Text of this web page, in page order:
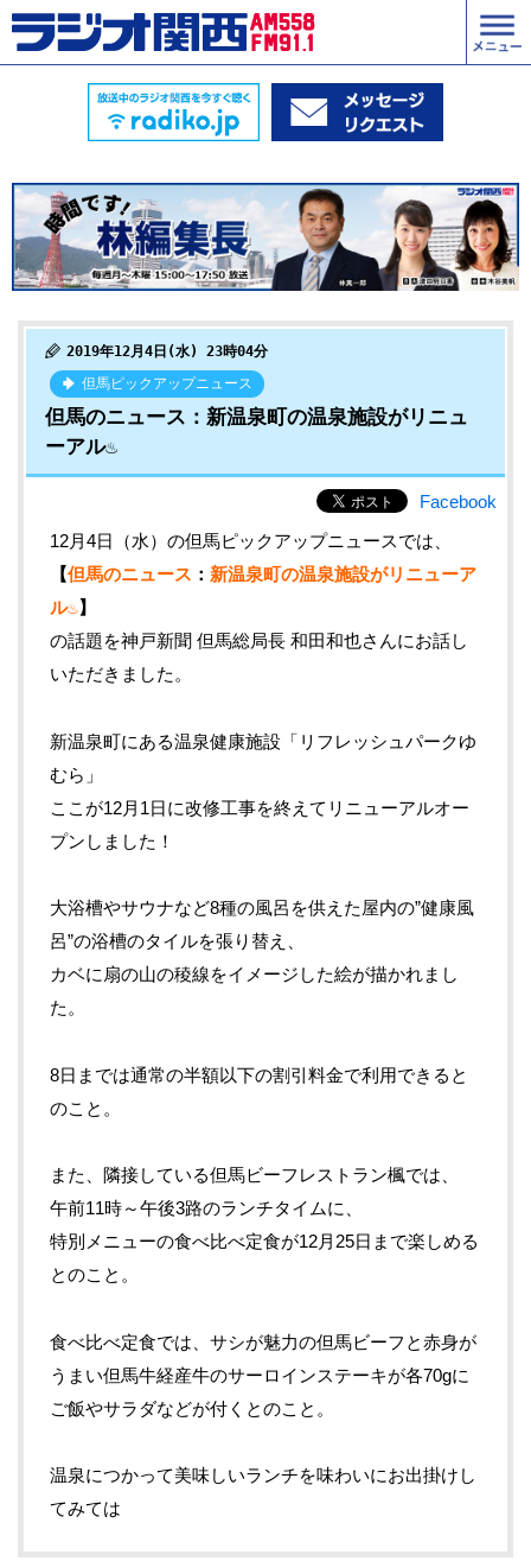
2019年12月4日(水) 23時04分
但馬ピックアップニュース
但馬のニュース：新温泉町の温泉施設がリニュ
ーアル♨
Facebook
12月4日（水）の但馬ピックアップニュースでは、
【但馬のニュース ： 新温泉町の温泉施設がリニューア
ル♨】
の話題を神戸新聞 但馬総局長 和田和也さんにお話し
いただきました。
新温泉町にある温泉健康施設「リフレッシュパークゆ
むら」
ここが12月1日に改修工事を終えてリニューアルオー
プンしました！
大浴槽やサウナなど8種の風呂を供えた屋内の”健康風
呂”の浴槽のタイルを張り替え、
カベに扇の山の稜線をイメージした絵が描かれまし
た。
8日までは通常の半額以下の割引料金で利用できると
のこと。
また、隣接している但馬ビーフレストラン楓では、
午前11時～午後3路のランチタイムに、
特別メニューの食べ比べ定食が12月25日まで楽しめる
とのこと。
食べ比べ定食では、サシが魅力の但馬ビーフと赤身が
うまい但馬牛経産牛のサーロインステーキが各70gに
ご飯やサラダなどが付くとのこと。
温泉につかって美味しいランチを味わいにお出掛けし
てみては